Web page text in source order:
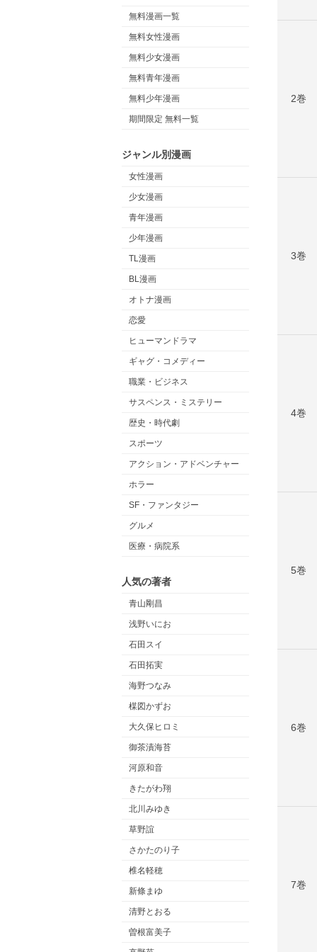
無料漫画一覧
無料女性漫画
無料少女漫画
無料青年漫画
無料少年漫画
期間限定 無料一覧
ジャンル別漫画
女性漫画
少女漫画
青年漫画
少年漫画
TL漫画
BL漫画
オトナ漫画
恋愛
ヒューマンドラマ
ギャグ・コメディー
職業・ビジネス
サスペンス・ミステリー
歴史・時代劇
スポーツ
アクション・アドベンチャー
ホラー
SF・ファンタジー
グルメ
医療・病院系
人気の著者
青山剛昌
浅野いにお
石田スイ
石田拓実
海野つなみ
楳図かずお
大久保ヒロミ
御茶漬海苔
河原和音
きたがわ翔
北川みゆき
草野誼
さかたのり子
椎名軽穂
新條まゆ
清野とおる
曽根富美子
2巻
3巻
4巻
5巻
6巻
7巻